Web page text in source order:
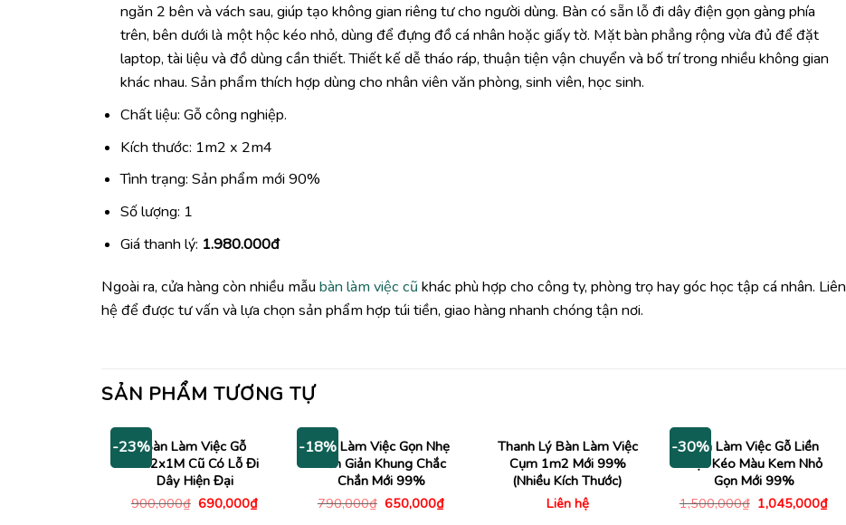
ngăn 2 bên và vách sau, giúp tạo không gian riêng tư cho người dùng. Bàn có sẵn lỗ đi dây điện gọn gàng phía
trên, bên dưới là một hộc kéo nhỏ, dùng để đựng đồ cá nhân hoặc giấy tờ. Mặt bàn phẳng rộng vừa đủ để đặt
laptop, tài liệu và đồ dùng cần thiết. Thiết kế dễ tháo ráp, thuận tiện vận chuyển và bố trí trong nhiều không gian
khác nhau. Sản phẩm thích hợp dùng cho nhân viên văn phòng, sinh viên, học sinh.
Chất liệu: Gỗ công nghiệp.
Kích thước: 1m2 x 2m4
Tình trạng: Sản phẩm mới 90%
Số lượng: 1
Giá thanh lý: 1.980.000đ
Ngoài ra, cửa hàng còn nhiều mẫu bàn làm việc cũ khác phù hợp cho công ty, phòng trọ hay góc học tập cá nhân. Liên
hệ để được tư vấn và lựa chọn sản phẩm hợp túi tiền, giao hàng nhanh chóng tận nơi.
SẢN PHẨM TƯƠNG TỰ
-23%Bàn Làm Việc Gỗ
1M2x1M Cũ Có Lỗ Đi
Dây Hiện Đại
900,000₫ Giá
690,000₫Giá
-18%
Bàn Làm Việc Gọn Nhẹ
Đơn Giản Khung Chắc
Chắn Mới 99%
790,000₫ Giá
650,000₫Giá
Thanh Lý Bàn Làm Việc
Cụm 1m2 Mới 99%
(Nhiều Kích Thước)
Liên hệ
-30%
Bàn Làm Việc Gỗ Liền
Hộc Kéo Màu Kem Nhỏ
Gọn Mới 99%
1,500,000₫ Giá
gốc
1,045,000₫Giá